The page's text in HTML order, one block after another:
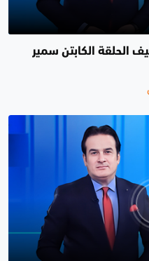
الحلقة الكابتن سمير